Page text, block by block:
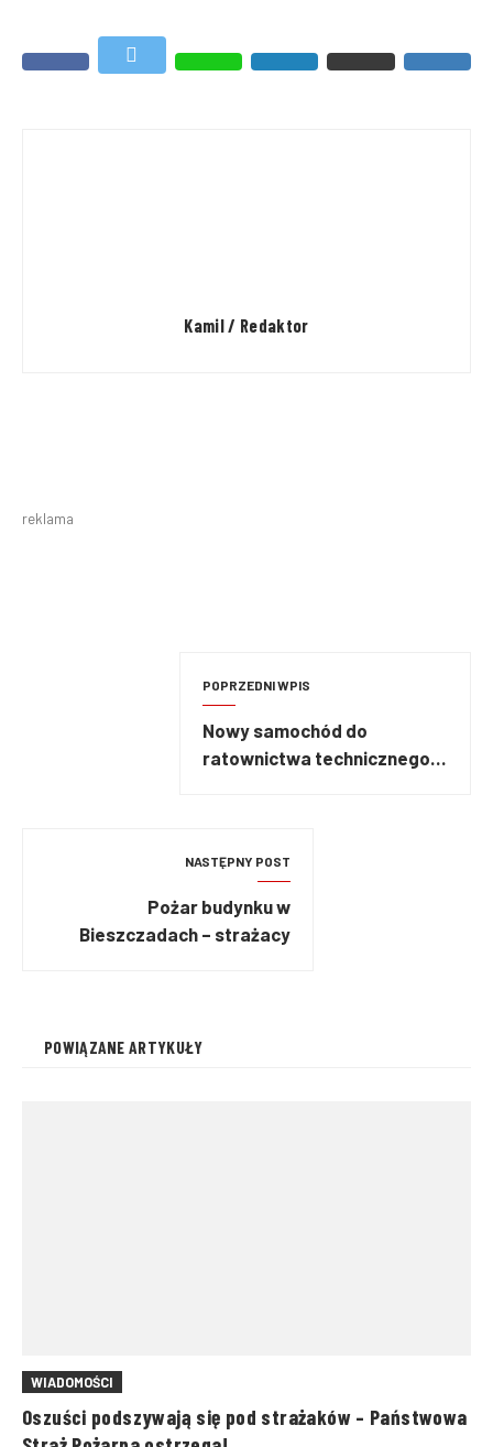
Kamil / Redaktor
reklama
POPRZEDNI WPIS
Nowy samochód do
ratownictwa technicznego
NASTĘPNY POST
Pożar budynku w
Bieszczadach – strażacy
POWIĄZANE ARTYKUŁY
WIADOMOŚCI
Oszuści podszywają się pod strażaków – Państwowa